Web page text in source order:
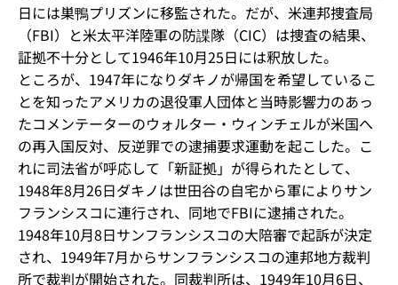
日には巣鴨プリズンに移監された。だが、米連邦捜査局
（FBI）と米太平洋陸軍の防諜隊（CIC）は捜査の結果、
証拠不十分として1946年10月25日には釈放した。
ところが、1947年になりダキノが帰国を希望しているこ
とを知ったアメリカの退役軍人団体と当時影響力のあっ
たコメンテーターのウォルター・ウィンチェルが米国へ
の再入国反対、反逆罪での逮捕要求運動を起こした。こ
れに司法省が呼応して「新証拠」が得られたとして、
1948年8月26日ダキノは世田谷の自宅から軍によりサン
フランシスコに連行され、同地でFBIに逮捕された。
1948年10月8日サンフランシスコの大陪審で起訴が決定
され、1949年7月からサンフランシスコの連邦地方裁判
所で裁判が開始された。同裁判所は、1949年10月6日、